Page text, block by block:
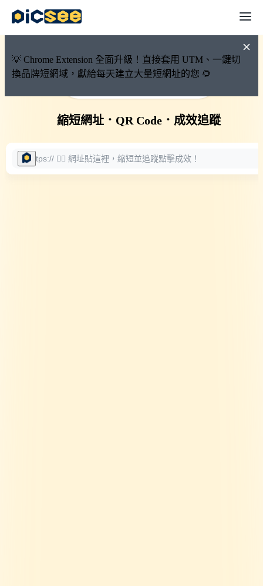
💡 Chrome Extension 全面升級！直接套用 UTM、一鍵切
換品牌短網域，獻給每天建立大量短網址的您 🌻
🚀 PicSee 短網址永久有效
縮短網址． QR Code． 成效追蹤